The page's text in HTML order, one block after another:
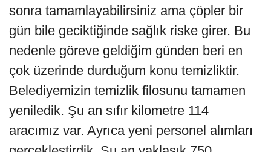
sonra tamamlayabilirsiniz ama çöpler bir
gün bile geciktiğinde sağlık riske girer. Bu
nedenle göreve geldiğim günden beri en
çok üzerinde durduğum konu temizliktir.
Belediyemizin temizlik filosunu tamamen
yeniledik. Şu an sıfır kilometre 114
aracımız var. Ayrıca yeni personel alımları